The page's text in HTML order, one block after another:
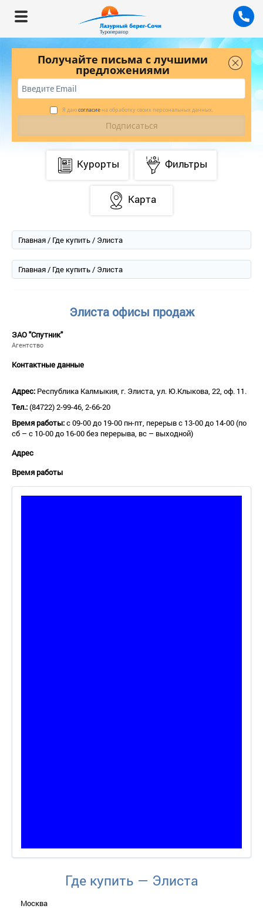
Получайте письма с лучшими
предложениями
Я даюсогласие на обработку своих персональных данных.
Курорты Фильтры
Карта
Главная/ Где купить/ Элиста
Главная/ Где купить/ Элиста
Элиста офисы продаж
ЗАО "Спутник"
Агентство
Контактные данные
Адрес: Республика Калмыкия, г. Элиста, ул. Ю.Клыкова, 22, оф. 11.
Тел.:(84722) 2-99-46, 2-66-20
Время работы:с 09-00 до 19-00 пн-пт, перерыв с 13-00 до 14-00 (по
сб – с 10-00 до 16-00 без перерыва, вс – выходной)
Адрес
Время работы
Где купить — Элиста
Москва